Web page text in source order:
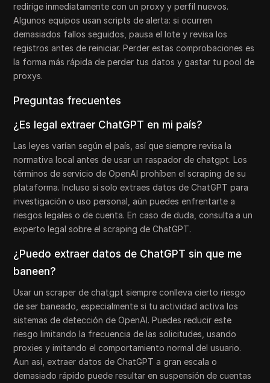
redirige inmediatamente con un proxy y perfil nuevos.
Algunos equipos usan scripts de alerta: si ocurren
demasiados fallos seguidos, pausa el lote y revisa los
registros antes de reiniciar. Perder estas comprobaciones es
la forma más rápida de perder tus datos y gastar tu pool de
proxys.
Preguntas frecuentes
¿Es legal extraer ChatGPT en mi país?
Las leyes varían según el país, así que siempre revisa la
normativa local antes de usar un raspador de chatgpt. Los
términos de servicio de OpenAI prohíben el scraping de su
plataforma. Incluso si solo extraes datos de ChatGPT para
investigación o uso personal, aún puedes enfrentarte a
riesgos legales o de cuenta. En caso de duda, consulta a un
experto legal sobre el scraping de ChatGPT.
¿Puedo extraer datos de ChatGPT sin que me
baneen?
Usar un scraper de chatgpt siempre conlleva cierto riesgo
de ser baneado, especialmente si tu actividad activa los
sistemas de detección de OpenAI. Puedes reducir este
riesgo limitando la frecuencia de las solicitudes, usando
proxies y imitando el comportamiento normal del usuario.
Aun así, extraer datos de ChatGPT a gran escala o
demasiado rápido puede resultar en suspensión de cuentas